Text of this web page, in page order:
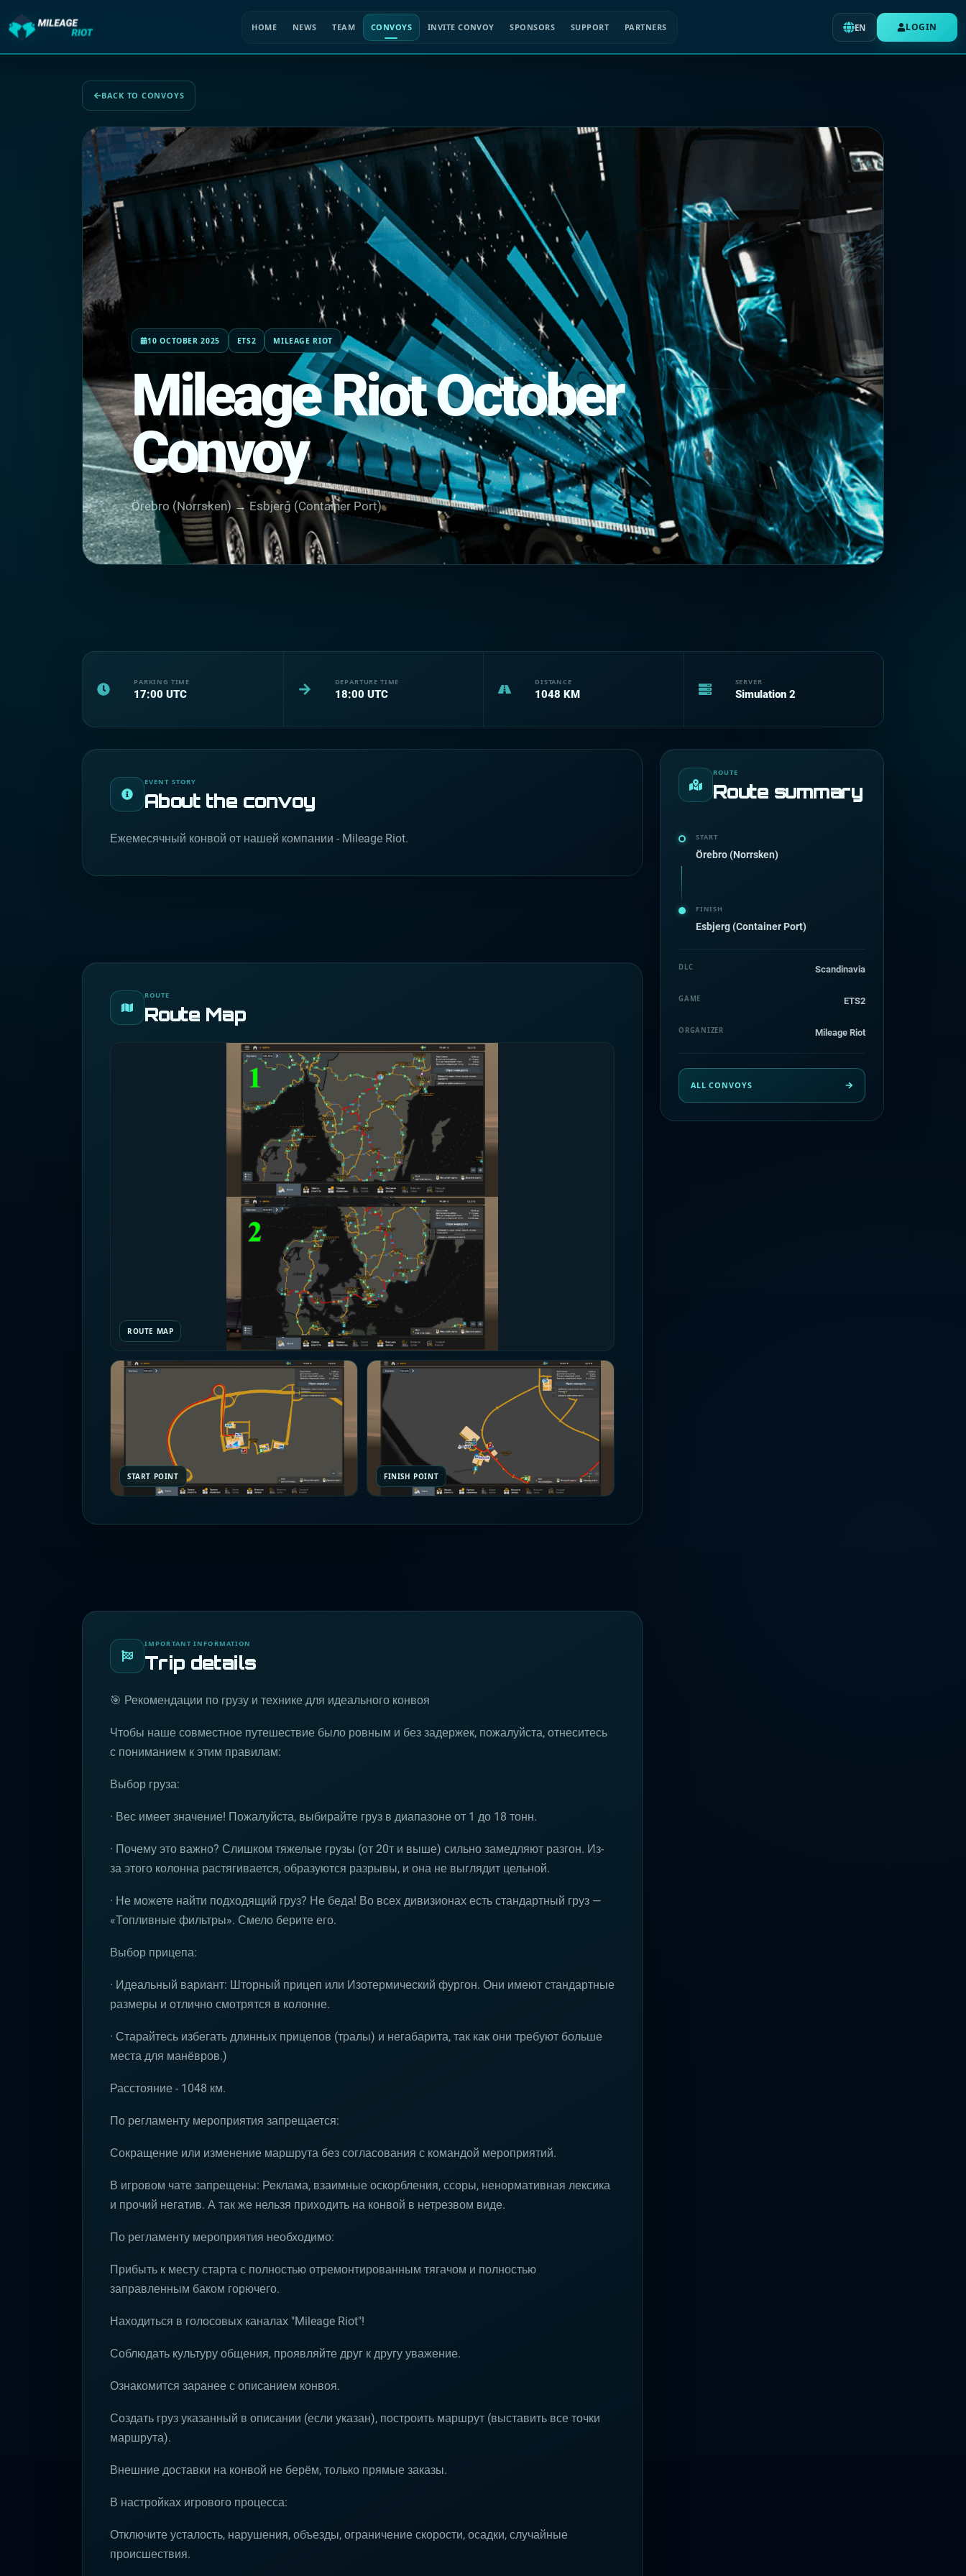
BACK TO CONVOYS
10 OCTOBER 2025 ETS2 MILEAGE RIOT
Mileage Riot October
Convoy
Örebro (Norrsken) → Esbjerg (Container Port)
PARKING TIME
17:00 UTC
DEPARTURE TIME
18:00 UTC
DISTANCE
1048 KM
SERVER
Simulation 2
EVENT STORY
About the convoy
Ежемесячный конвой от нашей компании - Mileage Riot.
ROUTE
Route Map
ROUTE MAP
START POINT FINISH POINT
IMPORTANT INFORMATION
Trip details
🎯 Рекомендации по грузу и технике для идеального конвоя
Чтобы наше совместное путешествие было ровным и без задержек, пожалуйста, отнеситесь
с пониманием к этим правилам:
Выбор груза:
· Вес имеет значение! Пожалуйста, выбирайте груз в диапазоне от 1 до 18 тонн.
· Почему это важно? Слишком тяжелые грузы (от 20т и выше) сильно замедляют разгон. Из-
за этого колонна растягивается, образуются разрывы, и она не выглядит цельной.
· Не можете найти подходящий груз? Не беда! Во всех дивизионах есть стандартный груз —
«Топливные фильтры». Смело берите его.
Выбор прицепа:
· Идеальный вариант: Шторный прицеп или Изотермический фургон. Они имеют стандартные
размеры и отлично смотрятся в колонне.
· Старайтесь избегать длинных прицепов (тралы) и негабарита, так как они требуют больше
места для манёвров.)
Расстояние - 1048 км.
По регламенту мероприятия запрещается:
Сокращение или изменение маршрута без согласования с командой мероприятий.
В игровом чате запрещены: Реклама, взаимные оскорбления, ссоры, ненормативная лексика
и прочий негатив. А так же нельзя приходить на конвой в нетрезвом виде.
По регламенту мероприятия необходимо:
Прибыть к месту старта с полностью отремонтированным тягачом и полностью
заправленным баком горючего.
Находиться в голосовых каналах "Mileage Riot"!
Соблюдать культуру общения, проявляйте друг к другу уважение.
Ознакомится заранее с описанием конвоя.
Создать груз указанный в описании (если указан), построить маршрут (выставить все точки
маршрута).
Внешние доставки на конвой не берём, только прямые заказы.
В настройках игрового процесса:
Отключите усталость, нарушения, объезды, ограничение скорости, осадки, случайные
происшествия.
ROUTE
Route summary
START
Örebro (Norrsken)
FINISH
Esbjerg (Container Port)
DLC Scandinavia
GAME ETS2
ORGANIZER Mileage Riot
ALL CONVOYS
HOME NEWS TEAM CONVOYS INVITE CONVOY SPONSORS SUPPORT PARTNERS EN LOGIN